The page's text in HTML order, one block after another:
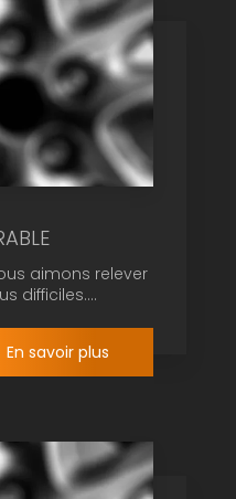
aimons relever
difficiles....
En savoir plus